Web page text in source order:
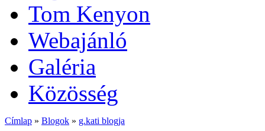
Tom Kenyon
Webajánló
Galéria
Közösség
Címlap » Blogok » g.kati blogja